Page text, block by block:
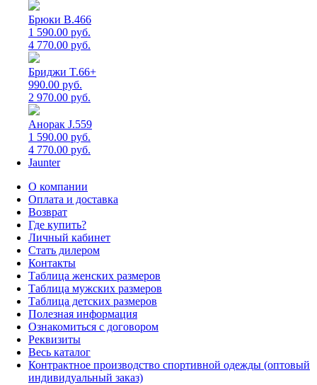
Брюки B.466
1 590.00 руб.
4 770.00 руб.
Бриджи T.66+
990.00 руб.
2 970.00 руб.
Анорак J.559
1 590.00 руб.
4 770.00 руб.
Jaunter
О компании
Оплата и доставка
Возврат
Где купить?
Личный кабинет
Стать дилером
Контакты
Таблица женских размеров
Таблица мужских размеров
Таблица детских размеров
Полезная информация
Ознакомиться с договором
Реквизиты
Весь каталог
Контрактное производство спортивной одежды (оптовый
индивидуальный заказ)